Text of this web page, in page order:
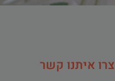
צרו איתנו קשר